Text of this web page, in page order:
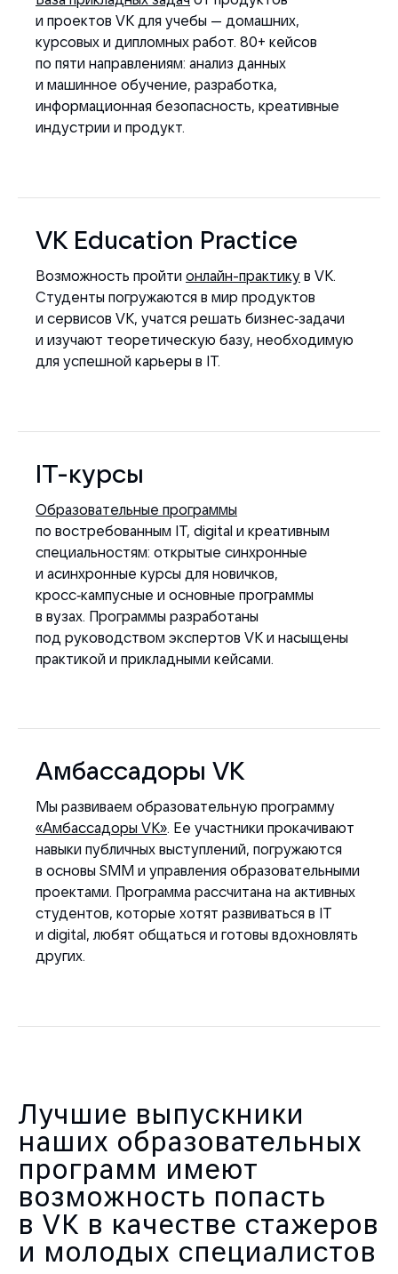
и проектов VK для учебы — домашних,
курсовых и дипломных работ. 80+ кейсов
по пяти направлениям: анализ данных
и машинное обучение, разработка,
информационная безопасность, креативные
индустрии и продукт.
VK Education Practice
Возможность пройти онлайн-практику в VK.
Студенты погружаются в мир продуктов
и сервисов VK, учатся решать бизнес‑задачи
и изучают теоретическую базу, необходимую
для успешной карьеры в IT.
IT-курсы
Образовательные программы
по востребованным IT, digital и креативным
специальностям: открытые синхронные
и асинхронные курсы для новичков,
кросс‑кампусные и основные программы
в вузах. Программы разработаны
под руководством экспертов VK и насыщены
практикой и прикладными кейсами.
Амбассадоры VK
Мы развиваем образовательную программу
«Амбассадоры VK». Ее участники прокачивают
навыки публичных выступлений, погружаются
в основы SMM и управления образовательными
проектами. Программа рассчитана на активных
студентов, которые хотят развиваться в IT
и digital, любят общаться и готовы вдохновлять
других.
Лучшие выпускники
наших образовательных
программ имеют
возможность попасть
в VK в качестве стажеров
и молодых специалистов